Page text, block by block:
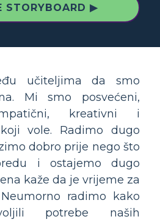
STORYBOARD ▶
učiteljima da smo
Mi smo posvećeni,
kreativni i
vole. Radimo dugo
dobro prije nego što
i ostajemo dugo
kaže da je vrijeme za
radimo kako
potrebe naših